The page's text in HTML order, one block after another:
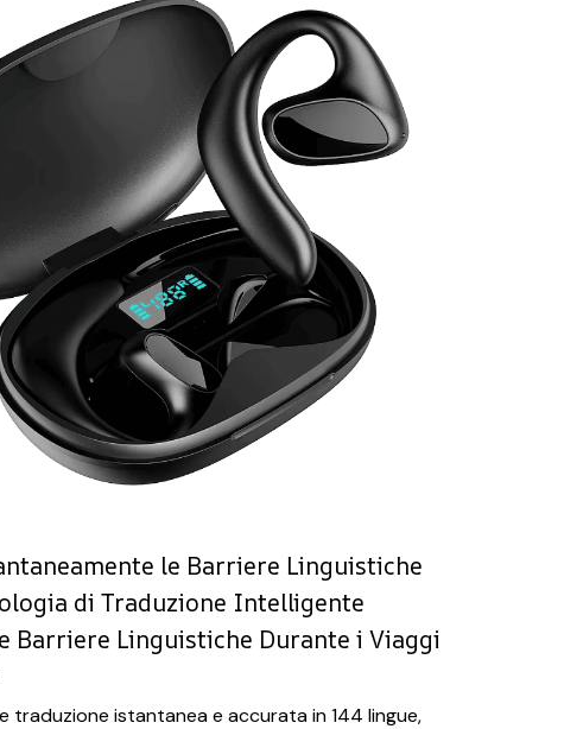
le Barriere Linguistiche
di Traduzione Intelligente
Barriere Linguistiche Durante i Viaggi
traduzione istantanea e accurata in 144 lingue,